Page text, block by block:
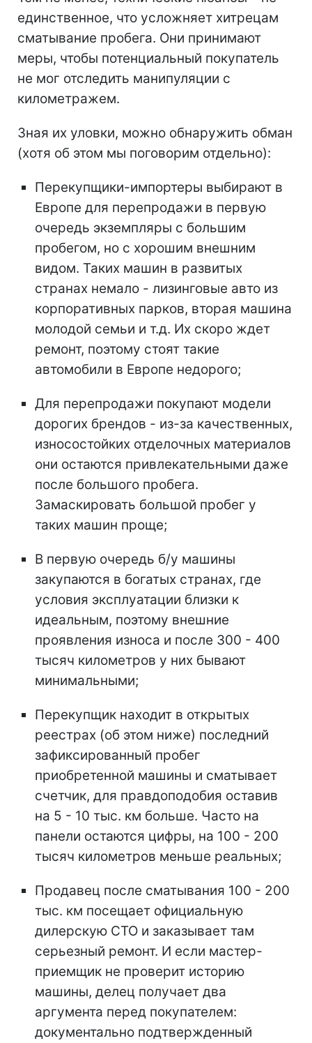
единственное, что усложняет хитрецам
сматывание пробега. Они принимают
меры, чтобы потенциальный покупатель
не мог отследить манипуляции с
километражем.
Зная их уловки, можно обнаружить обман
(хотя об этом мы поговорим отдельно):
Перекупщики-импортеры выбирают в
Европе для перепродажи в первую
очередь экземпляры с большим
пробегом, но с хорошим внешним
видом. Таких машин в развитых
странах немало - лизинговые авто из
корпоративных парков, вторая машина
молодой семьи и т.д. Их скоро ждет
ремонт, поэтому стоят такие
автомобили в Европе недорого;
Для перепродажи покупают модели
дорогих брендов - из-за качественных,
износостойких отделочных материалов
они остаются привлекательными даже
после большого пробега.
Замаскировать большой пробег у
таких машин проще;
В первую очередь б/у машины
закупаются в богатых странах, где
условия эксплуатации близки к
идеальным, поэтому внешние
проявления износа и после 300 - 400
тысяч километров у них бывают
минимальными;
Перекупщик находит в открытых
реестрах (об этом ниже) последний
зафиксированный пробег
приобретенной машины и сматывает
счетчик, для правдоподобия оставив
на 5 - 10 тыс. км больше. Часто на
панели остаются цифры, на 100 - 200
тысяч километров меньше реальных;
Продавец после сматывания 100 - 200
тыс. км посещает официальную
дилерскую СТО и заказывает там
серьезный ремонт. И если мастер-
приемщик не проверит историю
машины, делец получает два
аргумента перед покупателем:
документально подтвержденный